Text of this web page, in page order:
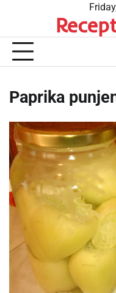
content
Paprika